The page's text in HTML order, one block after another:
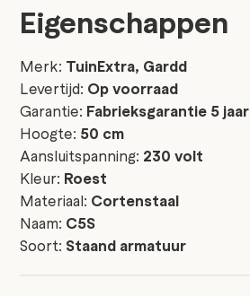
Eigenschappen
Merk: TuinExtra, Gardd
Levertijd: Op voorraad
Garantie: Fabrieksgarantie 5 jaar
Hoogte: 50 cm
Aansluitspanning: 230 volt
Kleur: Roest
Materiaal: Cortenstaal
Naam: C5S
Soort: Staand armatuur